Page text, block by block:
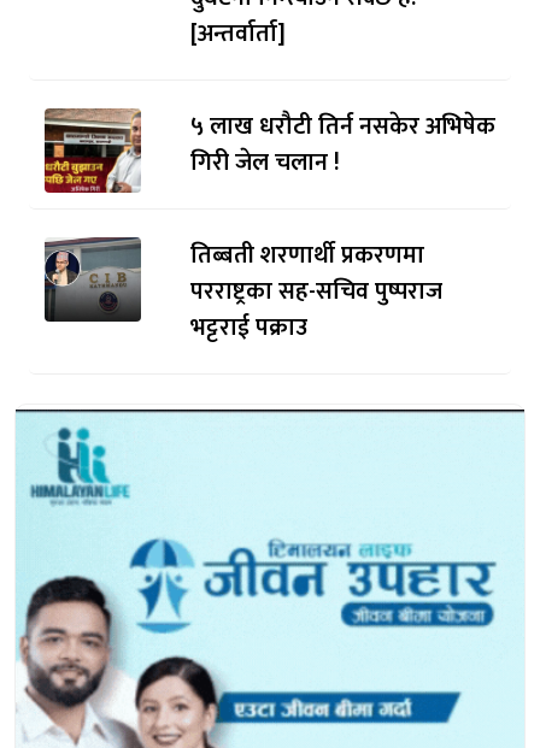
[अन्तर्वार्ता]
५ लाख धरौटी तिर्न नसकेर अभिषेक
गिरी जेल चलान !
तिब्बती शरणार्थी प्रकरणमा
परराष्ट्रका सह-सचिव पुष्पराज
भट्टराई पक्राउ